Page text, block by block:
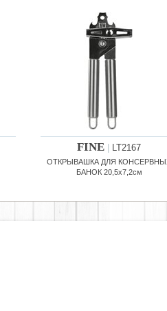
FINE LT2167
ОТКРЫВАШКА ДЛЯ
БАНОК 20,5x7,2см